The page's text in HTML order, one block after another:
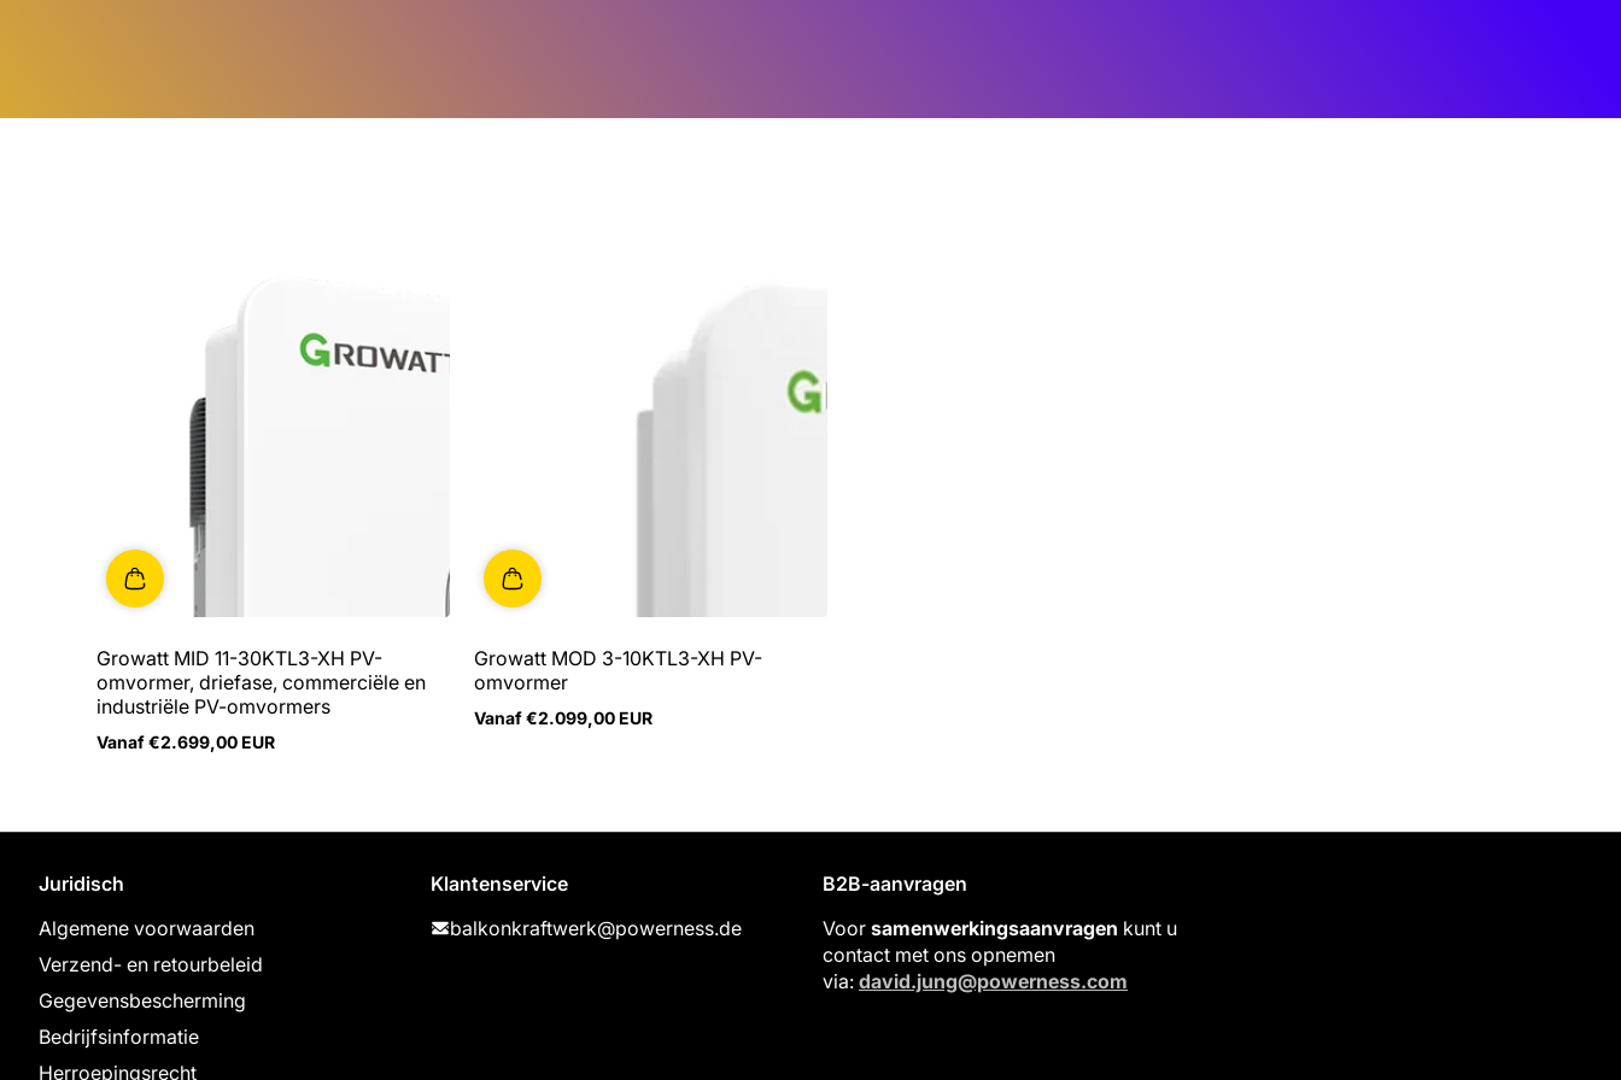
Growatt MID 11-30KTL3-XH PV-
omvormer, driefase, commerciële en
industriële PV-omvormers
Reguliere
Vanaf €2.699,00 EUR
Growatt MOD 3-10KTL3-XH PV-
omvormer
Reguliere
Vanaf €2.099,00 EUR
Juridisch
Algemene voorwaarden
Verzend- en retourbeleid
Gegevensbescherming
Bedrijfsinformatie
Herroepingsrecht
Klantenservice
balkonkraftwerk@powerness.de
B2B-aanvragen
Voor samenwerkingsaanvragen kunt u
contact met ons opnemen
via: david.jung@powerness.com